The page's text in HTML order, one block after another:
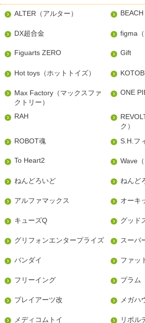
ALTER（アルター）
DX超合金 figma（
Figuarts ZERO Gift
Hot toys（ホットトイズ）
Max Factory（マックスファ
クトリー）
ONE
RAH
ク）
ROBOT魂
S.H.フ
To Heart2 Wave（
ねんどろいど ねんど
アルファマックス オーキ
キューズQ グッド
グリフォンエンタープライズ スーパ
バンダイ ファッ
フリーイング プラム
プレイアーツ改 メガハ
メディコムトイ リボル